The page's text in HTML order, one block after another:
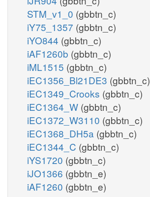
STM_v1_0 (gbbtn_c)
iY75_1357 (gbbtn_c)
iYO844 (gbbtn_c)
iAF1260b (gbbtn_c)
iML1515 (gbbtn_c)
iEC1356_Bl21DE3 (gbbtn_c)
iEC1349_Crooks (gbbtn_c)
iEC1364_W (gbbtn_c)
iEC1372_W3110 (gbbtn_c)
iEC1368_DH5a (gbbtn_c)
iEC1344_C (gbbtn_c)
iYS1720 (gbbtn_c)
iJO1366 (gbbtn_e)
iAF1260 (gbbtn_e)